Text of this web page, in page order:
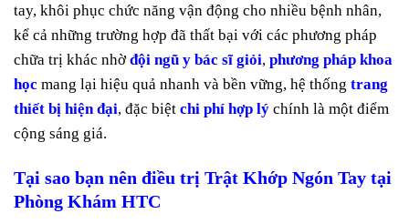
tay, khôi phục chức năng vận động cho nhiều bệnh nhân,
kể cả những trường hợp đã thất bại với các phương pháp
chữa trị khác nhờđội ngũ y bác sĩ giỏi, phương pháp khoa
học mang lại hiệu quả nhanh và bền vững, hệ thống trang
thiết bị hiện đại, đặc biệt chi phí hợp lý chính là một điểm
cộng sáng giá.
Tại sao bạn nên điều trị Trật Khớp Ngón Tay tại
Phòng Khám HTC